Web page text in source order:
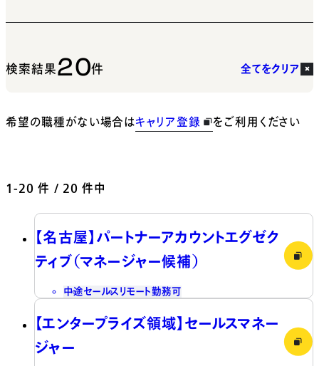
検索結果20件 全てをクリア
希望の職種がない場合はキャリア登録 をご利用ください
1-20 件 / 20 件中
【名古屋】パートナーアカウントエグゼク
ティブ（マネージャー候補）
中途セールス リモート勤務可
【エンタープライズ領域】セールスマネー
ジャー